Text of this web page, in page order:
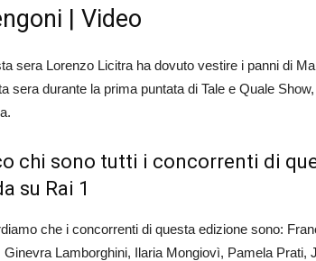
| Video
sera Lorenzo Licitra ha dovuto vestire i panni di
sera durante la prima puntata di Tale e Quale
chi sono tutti i concorrenti di
su Rai 1
che i concorrenti di questa edizione sono:
Ginevra Lamborghini, Ilaria Mongiovì, Pamela Prati,